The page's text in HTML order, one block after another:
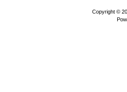
Copyright ©